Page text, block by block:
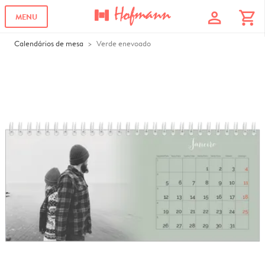
MENU profile shopping_cart
Calendários de mesa Verde enevoado